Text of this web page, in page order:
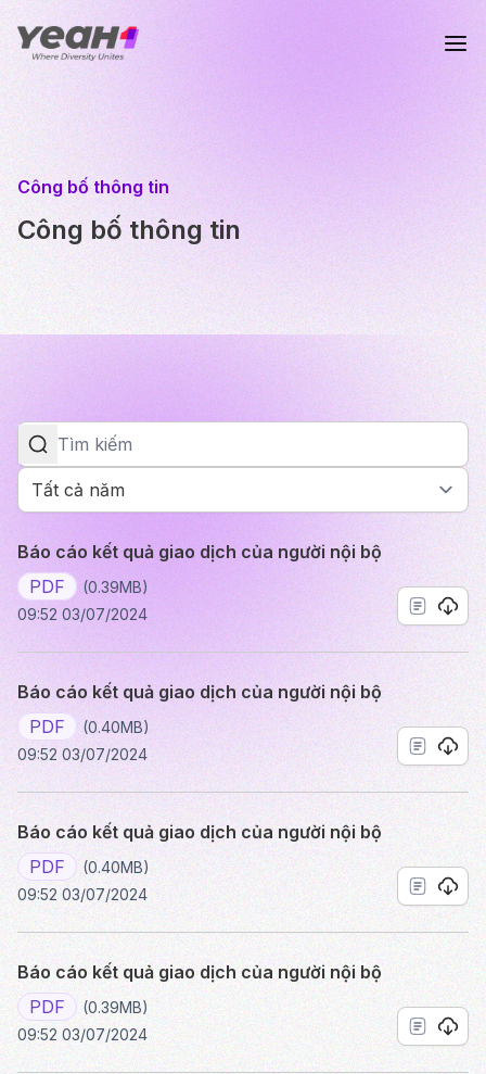
Công bố thông tin
Công bố thông tin
Báo cáo kết quả giao dịch của người nội bộ
PDF
(0.39MB)
09:52 03/07/2024
Báo cáo kết quả giao dịch của người nội bộ
PDF
(0.40MB)
09:52 03/07/2024
Báo cáo kết quả giao dịch của người nội bộ
PDF
(0.40MB)
09:52 03/07/2024
Báo cáo kết quả giao dịch của người nội bộ
PDF
(0.39MB)
09:52 03/07/2024